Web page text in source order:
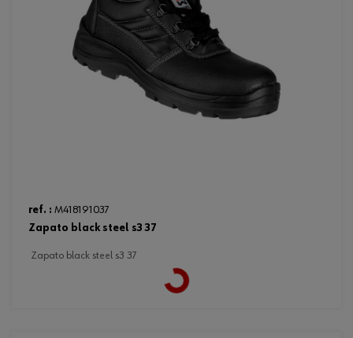
ref. : M418191037
zapato black steel s3 37
zapato black steel s3 37